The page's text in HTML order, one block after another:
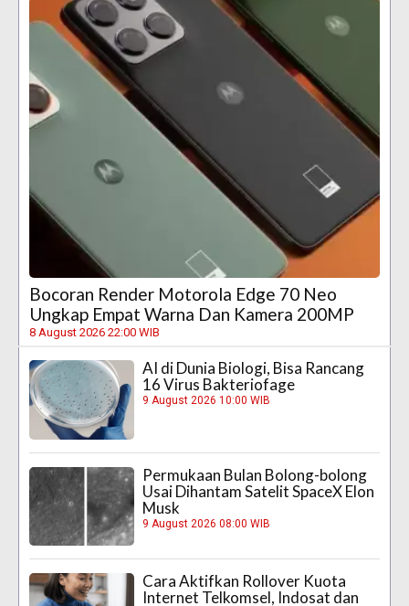
Bocoran Render Motorola Edge 70 Neo
Ungkap Empat Warna Dan Kamera 200MP
8 August 2026 22:00 WIB
AI di Dunia Biologi, Bisa Rancang
16 Virus Bakteriofage
9 August 2026 10:00 WIB
Permukaan Bulan Bolong-bolong
Usai Dihantam Satelit SpaceX Elon
Musk
9 August 2026 08:00 WIB
Cara Aktifkan Rollover Kuota
Internet Telkomsel, Indosat dan